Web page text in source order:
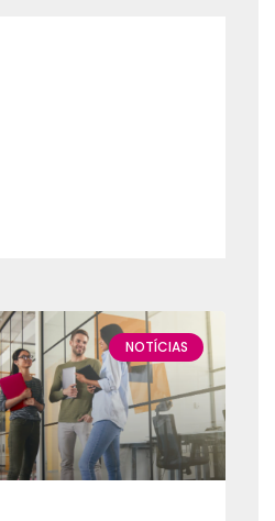
NOTÍCIAS